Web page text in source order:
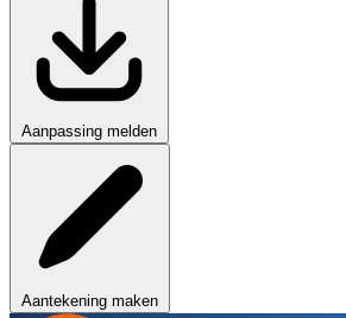
Aanpassing melden
Aantekening maken